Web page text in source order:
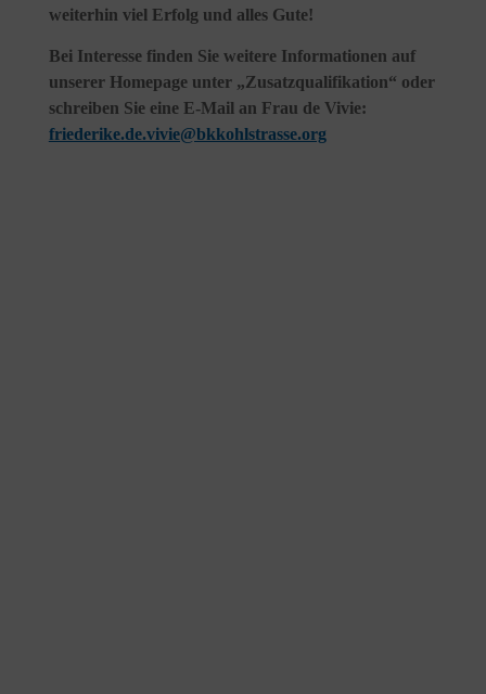
weiterhin viel Erfolg und alles Gute!
Bei Interesse finden Sie weitere Informationen auf
unserer Homepage unter „Zusatzqualifikation“ oder
schreiben Sie eine E-Mail an Frau de Vivie:
friederike.de.vivie@bkkohlstrasse.org